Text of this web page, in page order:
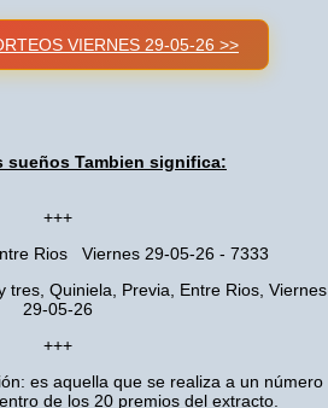
VIERNES 29-05-26 >>
sueños Tambien significa:
+++
Rios Viernes 29-05-26 - 7333
tres, Quiniela, Previa, Entre Rios, Viernes
29-05-26
+++
es aquella que se realiza a un número
de los 20 premios del extracto.